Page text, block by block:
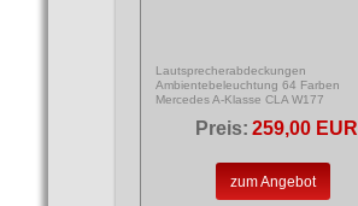
Lautsprecherabdeckungen
Ambientebeleuchtung 64 Farben
Mercedes A-Klasse CLA W177
Preis: 259,00 EUR
zum Angebot